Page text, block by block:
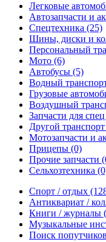
Легковые
Автозапчасти и
Спецтехника (25)
Шины, диски и
Персональный
Мото (6)
Автобусы (5)
Водный
Грузовые
Воздушный
Запчасти для
Другой транспорт
Мотозапчасти и
Прицепы (0)
Прочие запчасти
Сельхозтехника
Спорт / отдых
Антиквариат /
Книги / журналы
Музыкальные
Поиск попутчиков